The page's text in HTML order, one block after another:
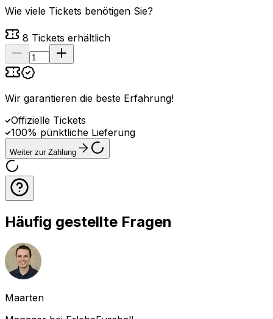
Wie viele Tickets benötigen Sie?
8 Tickets erhältlich
Wir garantieren die beste Erfahrung!
Offizielle Tickets
100% pünktliche Lieferung
Weiter zur Zahlung
Häufig gestellte Fragen
Maarten